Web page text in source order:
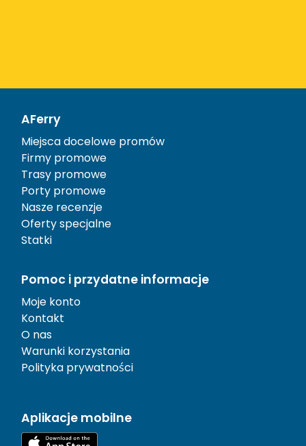
AFerry
Miejsca docelowe promów
Firmy promowe
Trasy promowe
Porty promowe
Nasze recenzje
Oferty specjalne
Statki
Pomoc i przydatne informacje
Moje konto
Kontakt
O nas
Warunki korzystania
Polityka prywatności
Aplikacje mobilne